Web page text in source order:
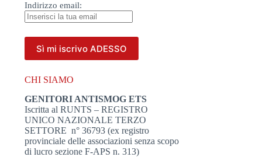
Indirizzo email:
CHI SIAMO
GENITORI ANTISMOG ETS
Iscritta al RUNTS – REGISTRO
UNICO NAZIONALE TERZO
SETTORE n° 36793 (ex registro
provinciale delle associazioni senza scopo
di lucro sezione F-APS n. 313)